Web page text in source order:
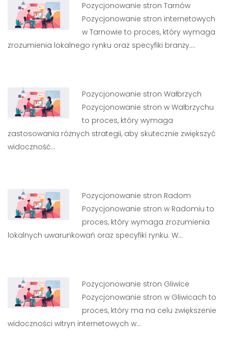
Pozycjonowanie stron Tarnów
Pozycjonowanie stron internetowych
w Tarnowie to proces, który wymaga
zrozumienia lokalnego rynku oraz specyfiki branży.…
Pozycjonowanie stron Wałbrzych
Pozycjonowanie stron w Wałbrzychu
to proces, który wymaga
zastosowania różnych strategii, aby skutecznie zwiększyć
widoczność…
Pozycjonowanie stron Radom
Pozycjonowanie stron w Radomiu to
proces, który wymaga zrozumienia
lokalnych uwarunkowań oraz specyfiki rynku. W…
Pozycjonowanie stron Gliwice
Pozycjonowanie stron w Gliwicach to
proces, który ma na celu zwiększenie
widoczności witryn internetowych w…